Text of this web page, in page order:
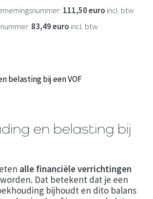
111,50 euro incl. btw
83,49 euro incl. btw
en belasting bij
alle financiële verrichtingen
worden. Dat betekent dat je een
bijhoudt en dito balans